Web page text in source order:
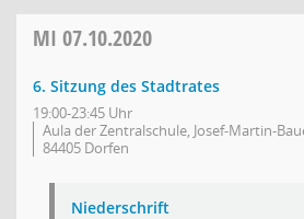
MI 07.10.2020
6. Sitzung des Stadtrates
19:00-23:45 Uhr
Aula der Zentralschule, Josef-Martin-
84405 Dorfen
Niederschrift